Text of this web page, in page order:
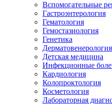
Вспомогательные
Гастроэнтерология
Гематология
Гемостазиология
Генетика
Дерматовенерология
Детская медицина
Инфекционные
Кардиология
Колопроктология
Косметология
Лабораторная